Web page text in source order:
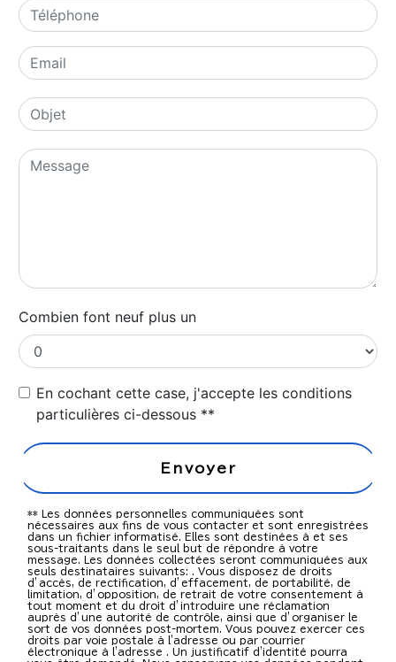
Combien font neuf plus un
En cochant cette case, j'accepte les conditions
particulières ci-dessous **
Envoyer
** Les données personnelles communiquées sont
nécessaires aux fins de vous contacter et sont enregistrées
dans un fichier informatisé. Elles sont destinées à et ses
sous-traitants dans le seul but de répondre à votre
message. Les données collectées seront communiquées aux
seuls destinataires suivants: . Vous disposez de droits
d’accès, de rectification, d’effacement, de portabilité, de
limitation, d’opposition, de retrait de votre consentement à
tout moment et du droit d’introduire une réclamation
auprès d’une autorité de contrôle, ainsi que d’organiser le
sort de vos données post-mortem. Vous pouvez exercer ces
droits par voie postale à l'adresse ou par courrier
électronique à l'adresse . Un justificatif d'identité pourra